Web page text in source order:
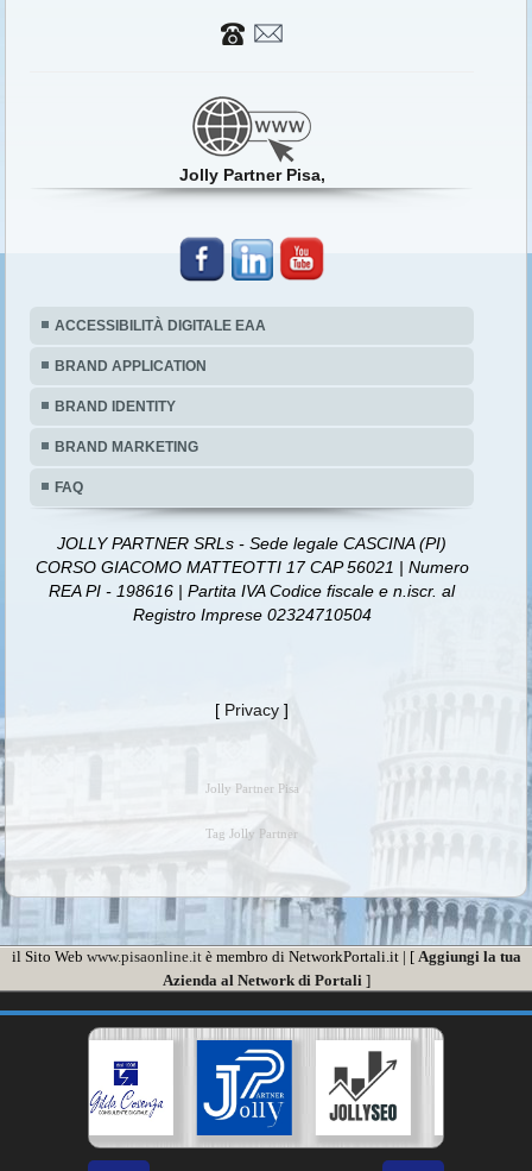
Jolly Partner Pisa,
ACCESSIBILITÀ DIGITALE EAA
BRAND APPLICATION
BRAND IDENTITY
BRAND MARKETING
FAQ
JOLLY PARTNER SRLs - Sede legale CASCINA (PI)
CORSO GIACOMO MATTEOTTI 17 CAP 56021 | Numero
REA PI - 198616 | Partita IVA Codice fiscale e n.iscr. al
Registro Imprese 02324710504
[ Privacy ]
Jolly Partner Pisa
Tag Jolly Partner
il Sito Web www.pisaonline.itè membro di NetworkPortali.it | [ Aggiungi la tua
Azienda al Network di Portali]